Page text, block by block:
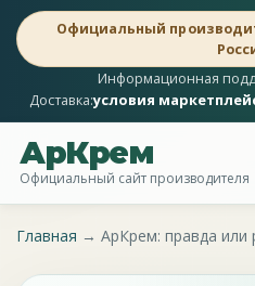
Официальный
Информационная
Доставка:условия
АрКрем
Официальный сайт производителя
Главная → АрКрем: правда или